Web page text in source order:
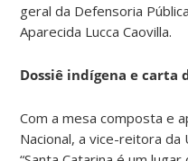
geral da Defensoria
Aparecida Lucca Caovilla.
Dossiê indígena e carta
Com a mesa composta e
Nacional, a vice-reitora da